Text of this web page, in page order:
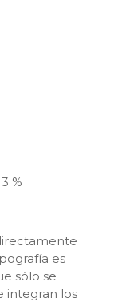
%
es
sólo se
integran los